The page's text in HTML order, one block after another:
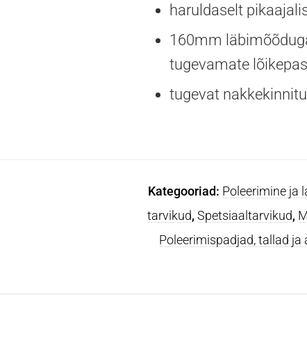
haruldaselt
160mm
tugevamate
tugevat
Kategooriad: Poleerimine ja
tarvikud, Spetsiaaltarvikud,
Poleerimispadjad, tallad ja